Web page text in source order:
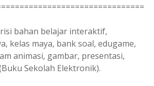
bahan belajar interaktif,
kelas maya, bank soal, edugame,
animasi, gambar, presentasi,
Sekolah Elektronik).